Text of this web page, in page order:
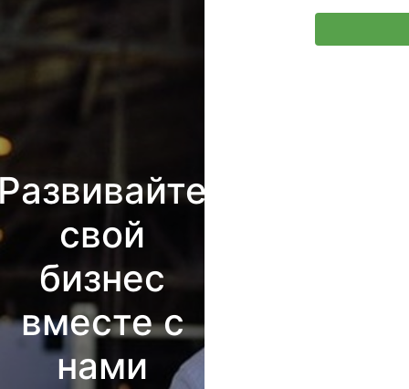
свой
бизнес
вместе с
нами